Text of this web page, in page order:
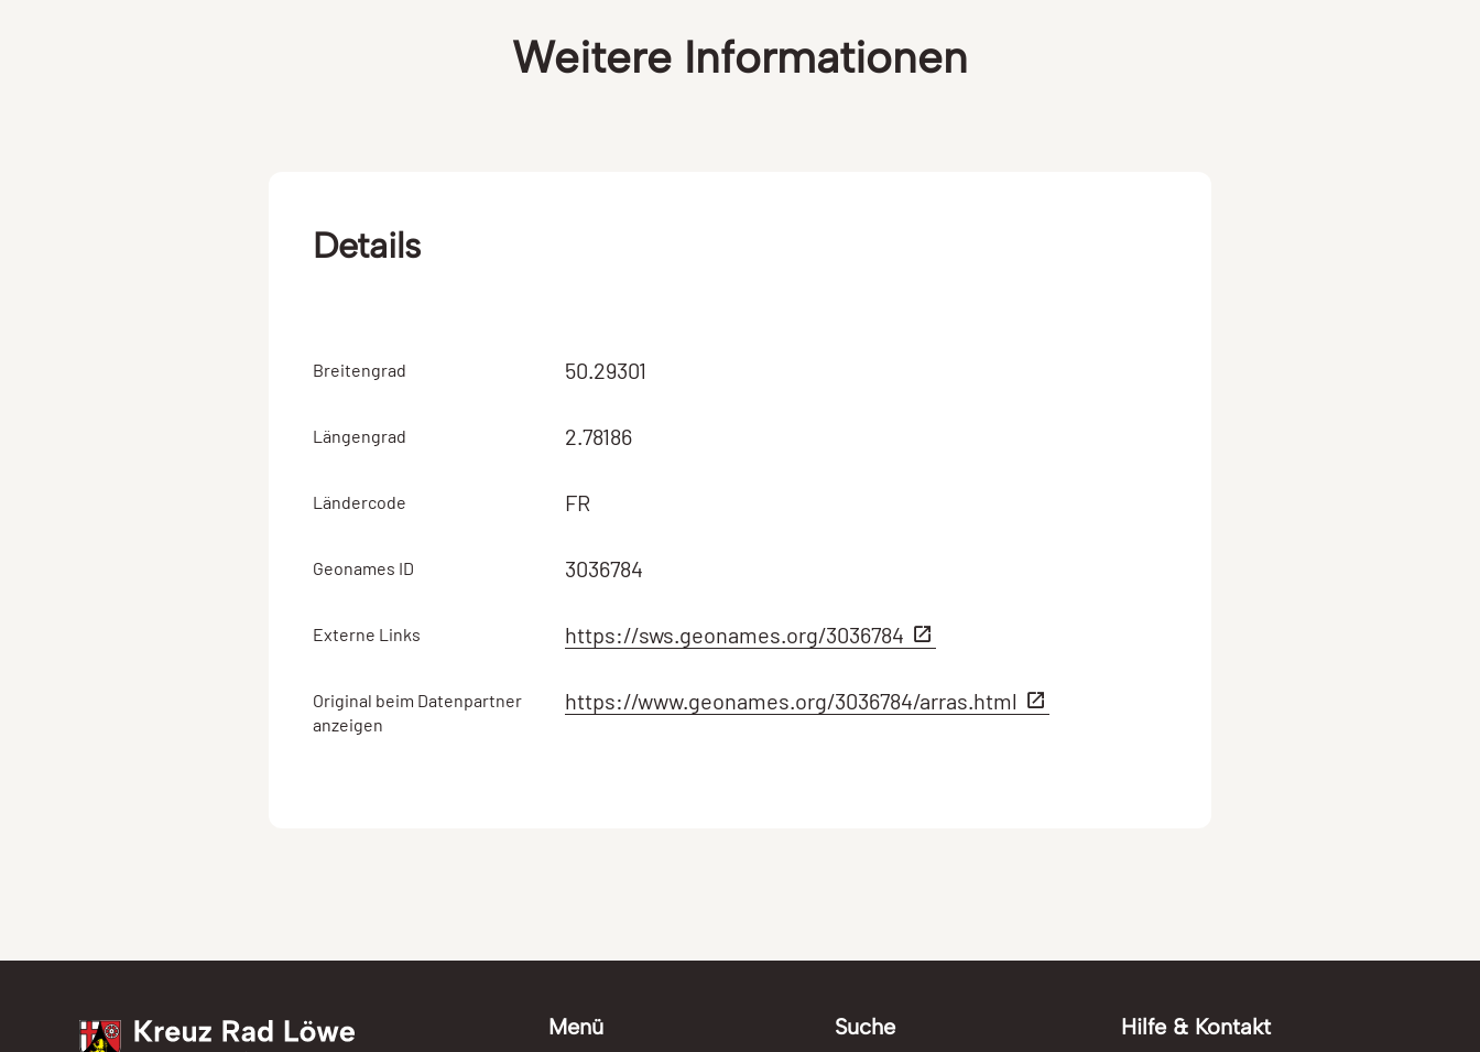
Weitere Informationen
Details
Breitengrad 50.29301
Längengrad 2.78186
Ländercode FR
Geonames ID 3036784
Externe Links https://sws.geonames.org/3036784
Original beim Datenpartner
anzeigen
https://www.geonames.org/3036784/arras.html
Menü Suche Hilfe & Kontakt